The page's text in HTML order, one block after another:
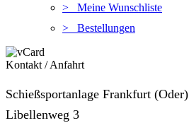
> Meine Wunschliste
> Bestellungen
Kontakt / Anfahrt
Schießsportanlage Frankfurt (Oder)
Libellenweg 3